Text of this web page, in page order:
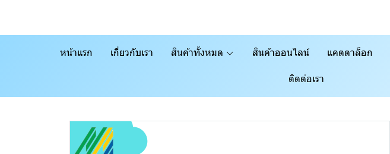
หน้าแรก เกี่ยวกับเรา สินค้าทั้งหมด สินค้าออนไลน์ แคตตาล็อก
ติดต่อเรา